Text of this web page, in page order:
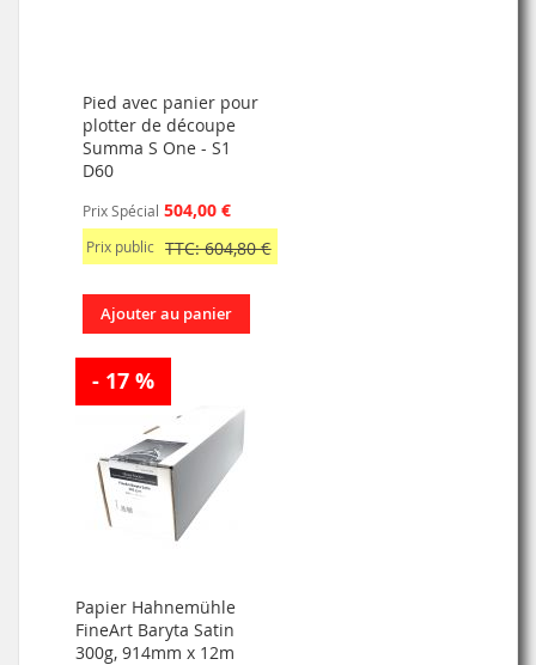
Pied avec panier pour
plotter de découpe
Summa S One - S1
D60
Prix Spécial 504,00 €
Prix public TTC: 604,80 €
Ajouter au panier
- 17 %
Papier Hahnemühle
FineArt Baryta Satin
300g, 914mm x 12m